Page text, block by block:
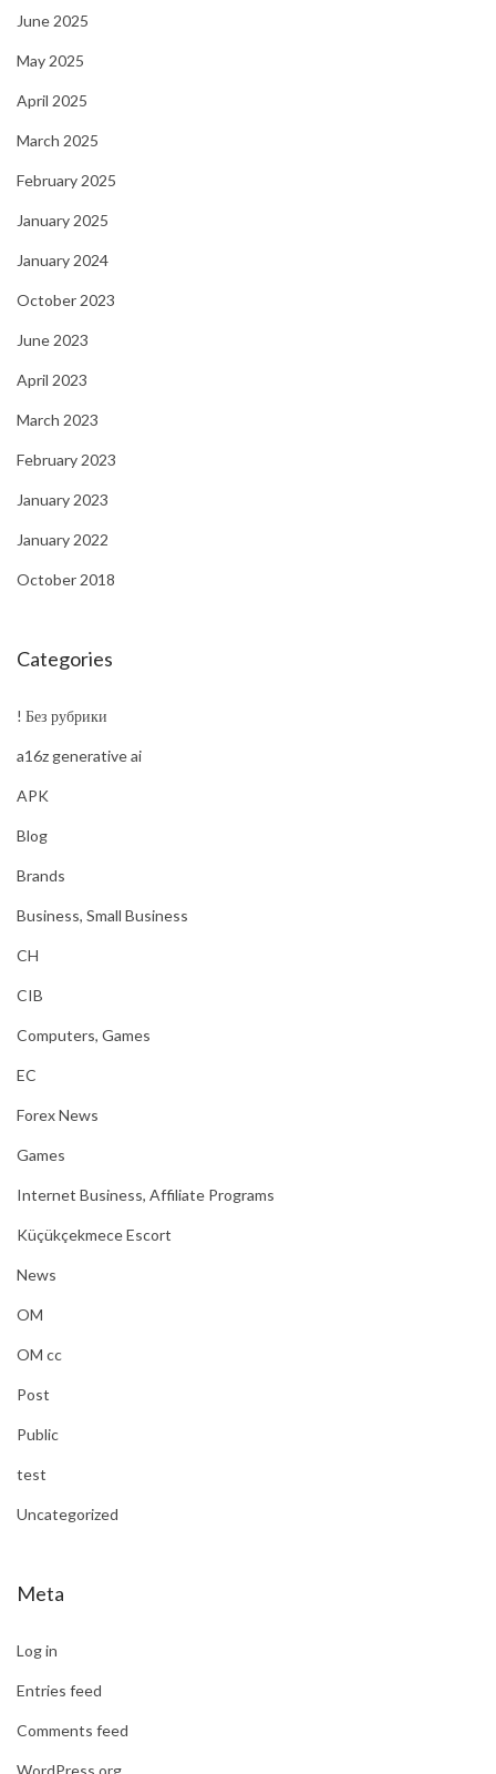
June 2025
May 2025
April 2025
March 2025
February 2025
January 2025
January 2024
October 2023
June 2023
April 2023
March 2023
February 2023
January 2023
January 2022
October 2018
Categories
! Без рубрики
a16z generative ai
APK
Blog
Brands
Business, Small Business
CH
CIB
Computers, Games
EC
Forex News
Games
Internet Business, Affiliate Programs
Küçükçekmece Escort
News
OM
OM cc
Post
Public
test
Uncategorized
Meta
Log in
Entries feed
Comments feed
WordPress.org